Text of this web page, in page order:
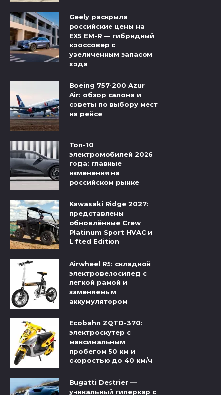
Geely раскрыла
российские цены на
EX5 EM-R — гибридный
кроссовер с
увеличенным запасом
хода
Boeing 757-200 Azur
Air: обзор салона и
советы по выбору мест
на рейсе
Топ-10
электромобилей 2026
года: главные
изменения на
российском рынке
Kawasaki Ridge 2027:
представлены
обновлённые Crew
Platinum Sport HVAC и
Lifted Edition
Airwheel R5: складной
электровелосипед с
легкой рамой и
заменяемым
аккумулятором
Ecobahn ZQTD-370:
электроскутер с
максимальным
пробегом 50 км и
скоростью до 40 км/ч
Bugatti Destrier —
уникальный гиперкар с